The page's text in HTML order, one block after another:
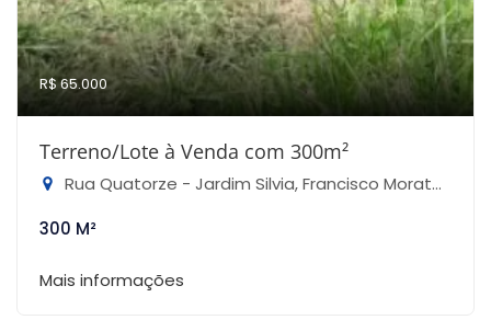
R$ 65.000
Terreno/Lote à Venda com 300m²
Rua Quatorze - Jardim Silvia, Francisco Morato-SP
300 M²
Mais informações